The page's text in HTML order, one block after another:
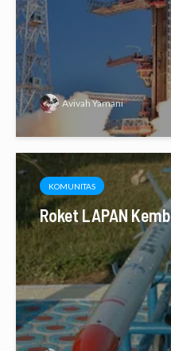
Avivah Yamani
KOMUNITAS
Roket LAPAN